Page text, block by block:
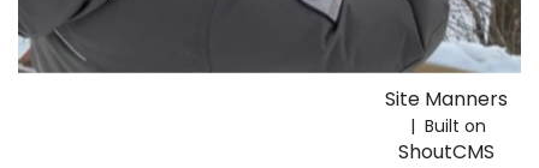
Site Manners
| Built on
ShoutCMS